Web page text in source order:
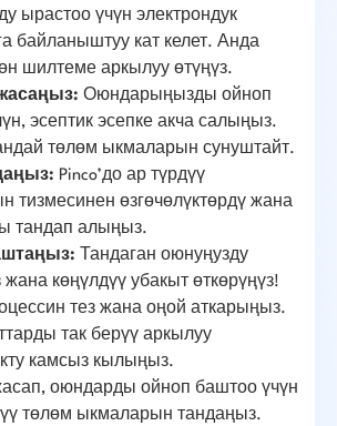
ырастоо үчүн электрондук
байланыштуу кат келет. Анда
шилтеме аркылуу өтүңүз.
Оюндарыңызды ойноп
эсептик эсепке акча салыңыз.
төлөм ыкмаларын сунуштайт.
Pinco’до ар түрдүү
тизмесинен өзгөчөлүктөрдү жана
тандап алыңыз.
Тандаган оюнуңузду
көңүлдүү убакыт өткөрүңүз!
тез жана оңой аткарыңыз.
так берүү аркылуу
камсыз кылыңыз.
оюндарды ойноп баштоо үчүн
төлөм ыкмаларын тандаңыз.